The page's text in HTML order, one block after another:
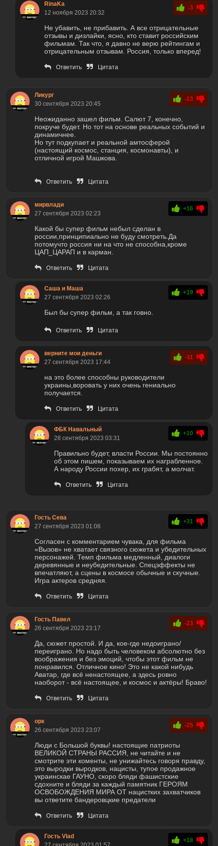
RinaKa
12 ноября 2023 20:32
-3
Не убавить, не прибавить. А все отрицательные
отзывы и дизлайки, ясно, кто ставит российским
фильмам. Так что, я давно не верю рейтингам и
отрицательным отзывам. Россия, только вперед!
Ответить Цитата
Ликург
30 сентября 2023 20:45
-13
Неожиданно зашел фильм. Салют 7, конечно,
покруче будет. Но тот на основе реальных событий и
динамичнее.
Но тут подкупает и реальной амтосферой
(настоящий космос, станция, космонавты), и
отличной игрой Машкова.
Ответить Цитата
мирвлади
27 сентября 2023 02:23
+16
Какой бы супер фильм небыл сделан в
россии,принципиально не буду смотреть.Да
потомучто россия ни на что не способна,кроме
ЦАП_ЦАРАП и в карман.
Ответить Цитата
Саша и Маша
27 сентября 2023 02:26
+19
Был бы супер фильм, а так говно.
Ответить Цитата
верните мои деньги
27 сентября 2023 17:44
-11
на это более способны руководители
украины,воровать у них очень гениально
получается.
Ответить Цитата
ФБК Навальный
28 сентября 2023 03:31
+10
Правильно будет, власти России. Мы постоянно
об этом пишем, показываем их награбленное.
А народу России похер, их грабят, а молчат.
Ответить Цитата
Гость Сева
27 сентября 2023 01:06
+31
Согласен с комментарием чувака, для фильма
«Вызов» не хватает связного сюжета и убедительных
персонажей. Темп фильма медленный, диалоги
деревянные и неубедительные. Спецэффекты не
впечатляют, а сцены в космосе обычные и скучные.
Игра актеров средняя.
Ответить Цитата
Гость Павел
26 сентября 2023 23:17
-23
Да, сюжет простой. И да, кое-где недоиграно/
переиграно. Но надо быть человеком абсолютно без
воображения и без эмоций, чтобы этот фильм не
понравился. Отличное кино! Это не какой нибудь
Аватар, где всё ненастоящее, а здесь ровно
наоборот - всё настоящее, и космос и актёры! Браво!
Ответить Цитата
орк
26 сентября 2023 23:07
-25
Люди с Большой буквы! настоящие патриоты
ВЕЛИКОЙ СТРАНЫ РАССИЯ, не читайте и не
смотрите эти коменты, не унижайтесь говоря правду,
это выродки выродков, нацисты, тупое продажное
украинскае ГАУНО, скоро бляди фашистские
сдохните и бляди за каждый памятник ГЕРОЯМ
ОСВОБОЖДЕНИЯ МИРА ОТ нацистких захватчиков
вы ответите бандеровцкие предатели
Ответить Цитата
Гость Vlad
+18